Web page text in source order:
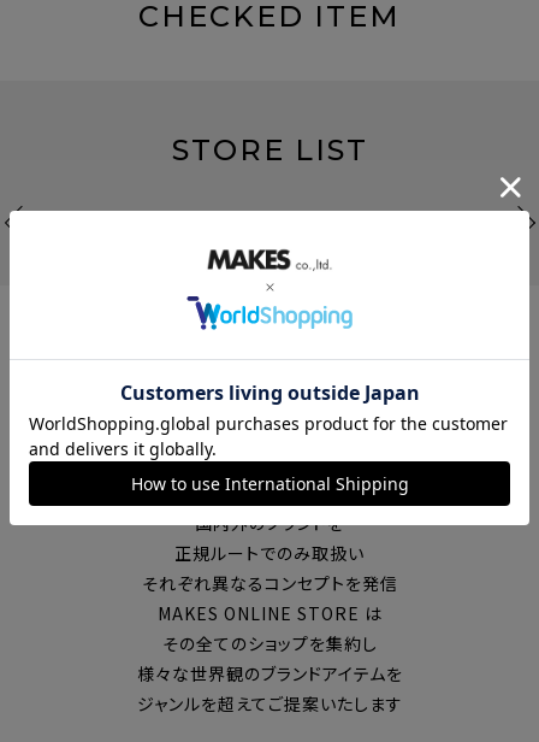
CHECKED ITEM
STORE LIST
富山の中心エリアで現在7店舗の
セレクトショップを展開
国内外のブランドを
正規ルートでのみ取扱い
それぞれ異なるコンセプトを発信
MAKES ONLINE STORE は
その全てのショップを集約し
様々な世界観のブランドアイテムを
ジャンルを超えてご提案いたします